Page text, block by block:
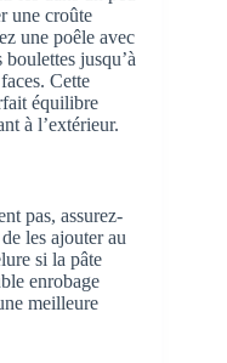
une croûte
une poêle avec
jusqu’à
Cette
équilibre
à l’extérieur.
pas, assurez-
les ajouter au
si la pâte
enrobage
meilleure